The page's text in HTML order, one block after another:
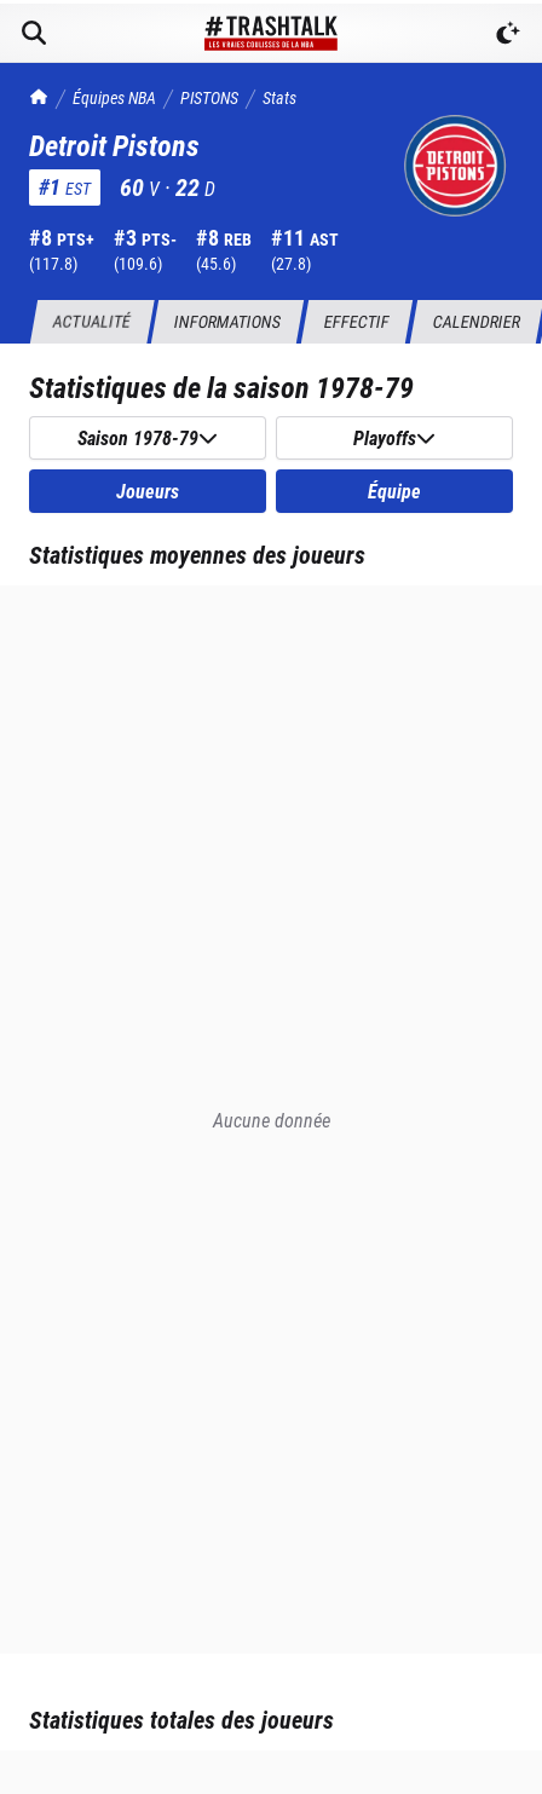
TrashTalk Actu NBA
Équipes NBA PISTONS Stats
Detroit Pistons
#1 EST 60 V ·22D
#8 PTS+
(117.8)
#3 PTS-
(109.6)
#8 REB
(45.6)
#11 AST
(27.8)
ACTUALITÉ INFORMATIONS EFFECTIF CALENDRIER
Statistiques de la saison 1978-79
Saison 1978-79 Playoffs
Joueurs Équipe
Statistiques moyennes des joueurs
Aucune donnée
Statistiques totales des joueurs